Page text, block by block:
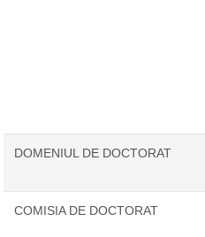
DOMENIUL DE DOCTORAT
COMISIA DE DOCTORAT